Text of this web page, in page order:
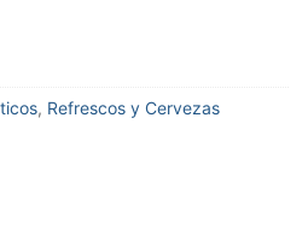
, Refrescos y Cervezas